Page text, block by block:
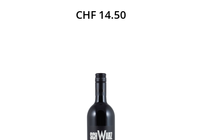
CHF 14.50